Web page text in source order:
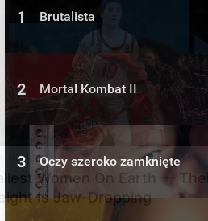
1 Brutalista
2 Mortal Kombat II
3 Oczy szeroko zamknięte
Women On Earth — Their
Is Jaw-Dropping